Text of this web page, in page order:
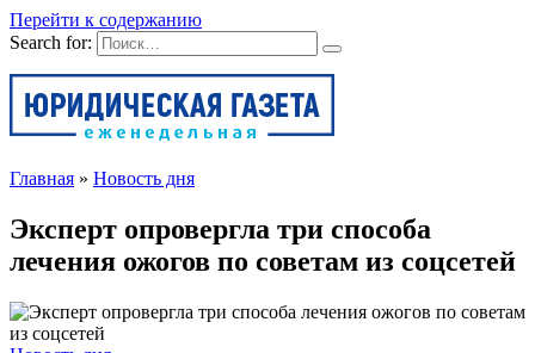
Перейти к содержанию
Search for:
Главная » Новость дня
Эксперт опровергла три способа
лечения ожогов по советам из соцсетей